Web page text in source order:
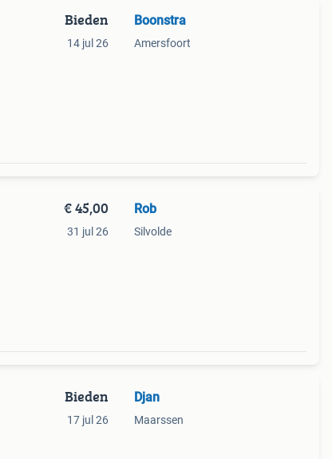
Bieden
14 jul 26
Boonstra
Amersfoort
€ 45,00
31 jul 26
Rob
Silvolde
Bieden
17 jul 26
Djan
Maarssen